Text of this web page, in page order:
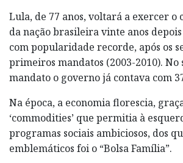
Lula, de 77 anos, voltará a exercer o
da nação brasileira vinte anos
com popularidade recorde, após os
primeiros mandatos (2003-2010). No
mandato o governo já contava com
Na época, a economia florescia,
‘commodities’ que permitia à
programas sociais ambiciosos, dos
emblemáticos foi o “Bolsa Família”.